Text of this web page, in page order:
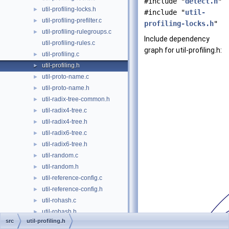
► util-profiling-locks.h
► util-profiling-prefilter.c
►
util-profiling-rulegroups.c
util-profiling-rules.c
► util-profiling.c
► util-profiling.h
► util-proto-name.c
► util-proto-name.h
► util-radix-tree-common.h
► util-radix4-tree.c
► util-radix4-tree.h
► util-radix6-tree.c
► util-radix6-tree.h
► util-random.c
► util-random.h
► util-reference-config.c
► util-reference-config.h
► util-rohash.c
► util-rohash.h
► util-rule-vars.c
#include "util-
profiling-locks.h"
Include dependency
graph for util-profiling.h:
src util-profiling.h